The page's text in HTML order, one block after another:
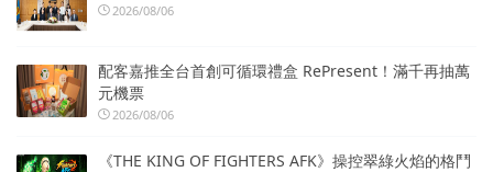
2026/08/06
配客嘉推全台首創可循環禮盒 RePresent！滿千再抽萬
元機票
2026/08/06
《THE KING OF FIGHTERS AFK》操控翠綠火焰的格鬥